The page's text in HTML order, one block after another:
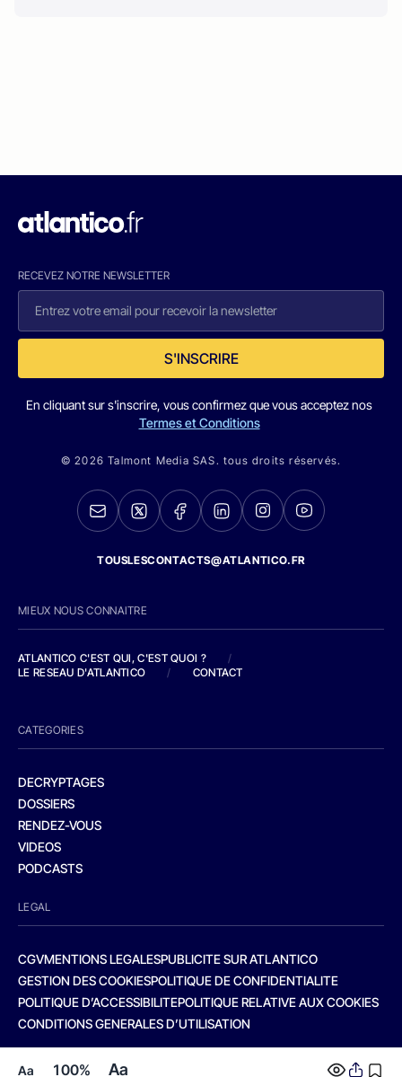
Aa 100% Aa
RECEVEZ NOTRE NEWSLETTER
S'INSCRIRE
En cliquant sur s'inscrire, vous confirmez que vous acceptez nos
Termes et Conditions
© 2026 Talmont Media SAS. tous droits réservés.
TOUSLESCONTACTS@ATLANTICO.FR
MIEUX NOUS CONNAITRE
ATLANTICO C'EST QUI, C'EST QUOI ?
/
LE RESEAU D'ATLANTICO
/ CONTACT
CATEGORIES
DECRYPTAGES
DOSSIERS
RENDEZ-VOUS
VIDEOS
PODCASTS
LEGAL
CGVMENTIONS LEGALESPUBLICITE SUR ATLANTICO
GESTION DES COOKIESPOLITIQUE DE CONFIDENTIALITE
POLITIQUE D’ACCESSIBILITEPOLITIQUE RELATIVE AUX COOKIES
CONDITIONS GENERALES D’UTILISATION